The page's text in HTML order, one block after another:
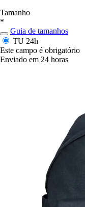
Tamanho
*
Guia de tamanhos
TU 24h
Este campo é obrigatório
Enviado em 24 horas